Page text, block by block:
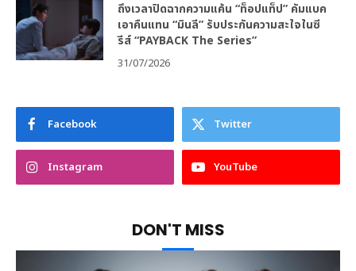
ถึงเวลาปิดฉากความแค้น “ท็อปแท็ป” คัมแบค
เอาคืนแทน “มินลี” รับประกันความสะใจในซี
รีส์ “PAYBACK The Series”
31/07/2026
Facebook Twitter
Instagram YouTube
DON'T MISS